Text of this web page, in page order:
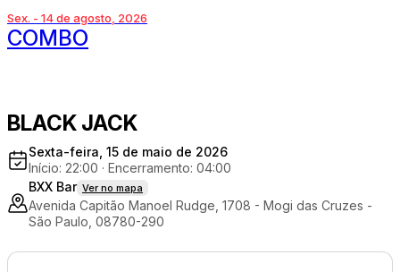
Sex. - 14 de agosto, 2026
COMBO
BLACK JACK
Sexta-feira, 15 de maio de 2026
Início: 22:00 · Encerramento: 04:00
BXX Bar Ver no mapa
Avenida Capitão Manoel Rudge, 1708 - Mogi das Cruzes -
São Paulo, 08780-290